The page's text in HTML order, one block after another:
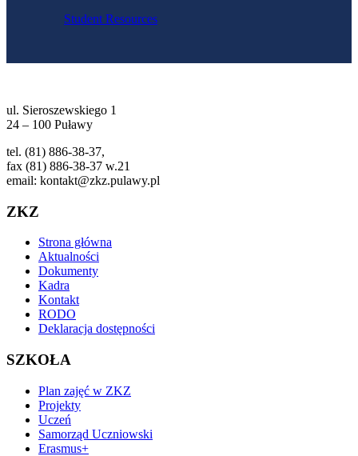
Student Resources
ul. Sieroszewskiego 1
24 – 100 Puławy
tel. (81) 886-38-37,
fax (81) 886-38-37 w.21
email: kontakt@zkz.pulawy.pl
ZKZ
Strona główna
Aktualności
Dokumenty
Kadra
Kontakt
RODO
Deklaracja dostępności
SZKOŁA
Plan zajęć w ZKZ
Projekty
Uczeń
Samorząd Uczniowski
Erasmus+